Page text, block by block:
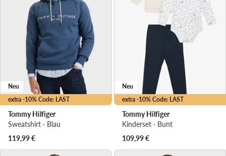
extra -10% Code: LAST
Neu
Tommy Hilfiger
Sweatshirt · Blau
119,99€
extra -10% Code: LAST
Neu
Tommy Hilfiger
Kinderset · Bunt
109,99€